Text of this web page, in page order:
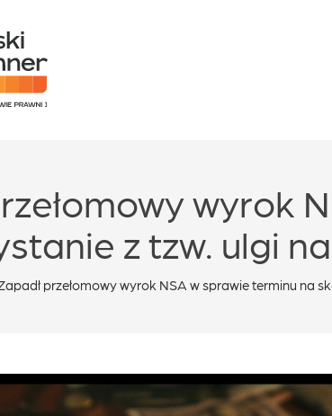
wyrok
z tzw. ulgi
przełomowy wyrok NSA w sprawie terminu na